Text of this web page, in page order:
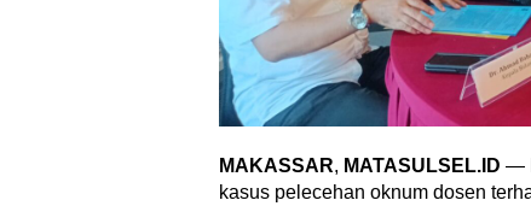
MAKASSAR, MATASULSEL.ID —
kasus pelecehan oknum dosen